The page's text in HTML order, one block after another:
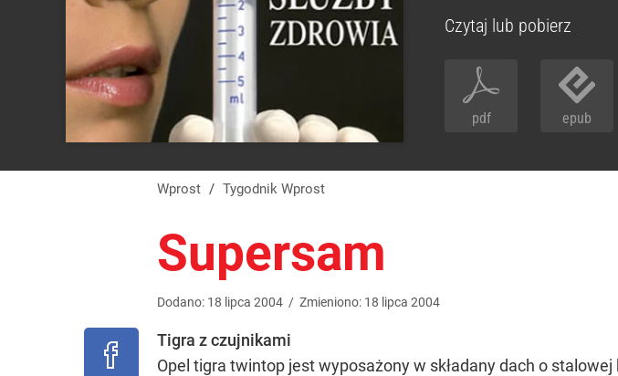
Czytaj lub pobierz
pdf epub
Wprost / Tygodnik Wprost
Supersam
Dodano: 18 lipca 2004 / Zmieniono: 18 lipca 2004
Tigra z czujnikami
Opel tigra twintop jest wyposażony w składany dach o